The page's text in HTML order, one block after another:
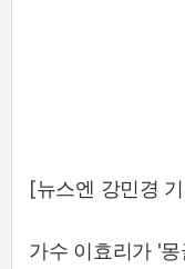
[뉴스엔 강민경
가수 이효리가 '